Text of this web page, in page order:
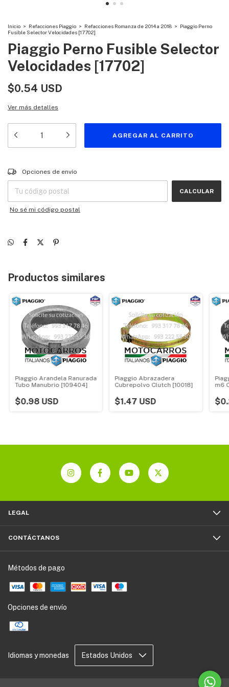
Inicio > Refacciones Piaggio > Refacciones Romanza de 2014 a 2018 > Piaggio Perno
Fusible Selector Velocidades [17702]
Piaggio Perno Fusible Selector
Velocidades [17702]
$0.54 USD
Ver más detalles
Entregas para el CP:
Opciones de envío
CALCULAR
No sé mi código postal
Productos similares
Piaggio Arandela Ranurada
Tubo Manubrio [109404]
$0.98 USD
Piaggio Abrazadera
Cubrepolvo Clutch [10018]
$1.47 USD
m6
LEGAL
CONTÁCTANOS
Métodos de pago
Opciones de envío
Idiomas y monedas